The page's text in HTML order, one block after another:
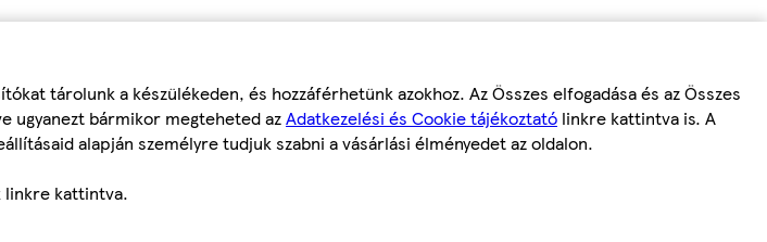
tárolunk a készülékeden, és hozzáférhetünk azokhoz. Az Összes elfogadása és az Összes
ugyanezt bármikor megteheted azAdatkezelési és Cookie tájékoztató linkre kattintva is. A
alapján személyre tudjuk szabni a vásárlási élményedet az oldalon.
linkre kattintva.